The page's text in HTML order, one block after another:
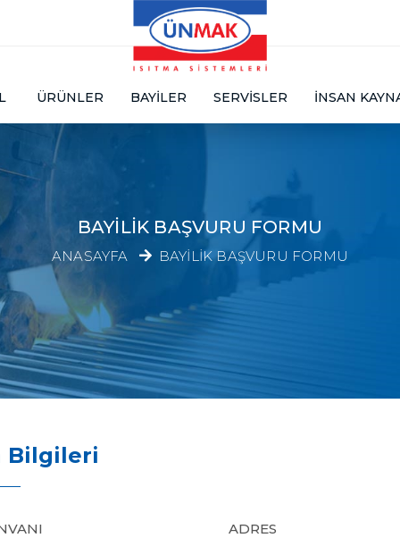
ÜRÜNLER BAYILER SERVISLER İNSAN
BAYILIK BAŞVURU FORMU
ANASAYFA BAYILIK BAŞVURU FORMU
Bilgileri
ADRES